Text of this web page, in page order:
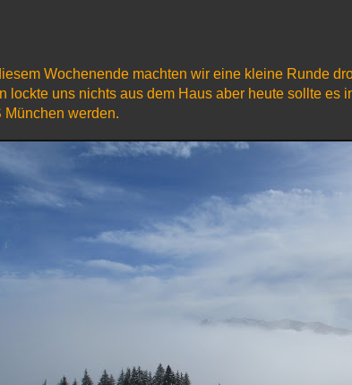
Wochenende machten wir eine kleine Runde
lockte uns nichts aus dem Haus aber heute sollte es
München werden.